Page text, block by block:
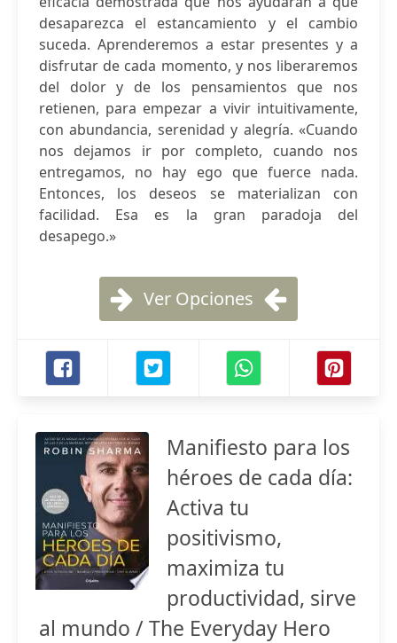
desaparezca el estancamiento y el cambio
suceda. Aprenderemos a estar presentes y a
disfrutar de cada momento, y nos liberaremos
del dolor y de los pensamientos que nos
retienen, para empezar a vivir intuitivamente,
con abundancia, serenidad y alegría. «Cuando
nos dejamos ir por completo, cuando nos
entregamos, no hay ego que fuerce nada.
Entonces, los deseos se materializan con
facilidad. Esa es la gran paradoja del
desapego.»
Ver Opciones
Manifiesto para los
héroes de cada día:
Activa tu
positivismo,
maximiza tu
productividad, sirve
al mundo / The Everyday Hero